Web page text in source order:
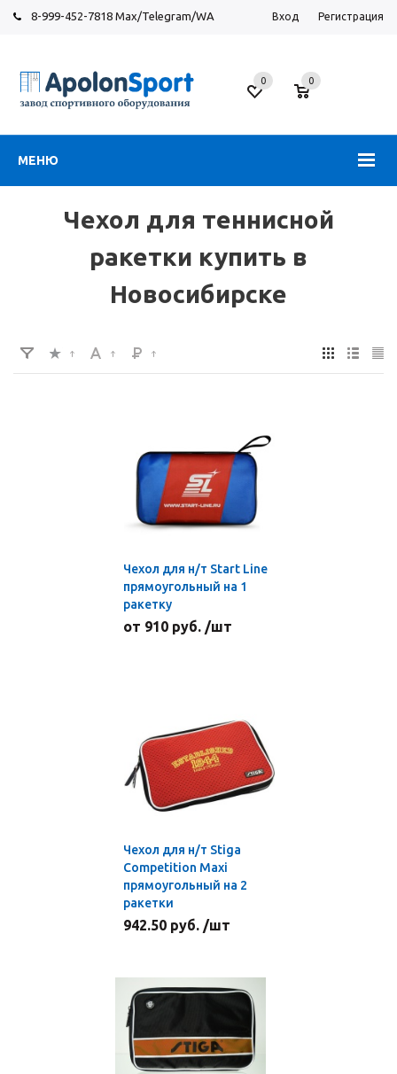
8-999-452-7818 Max/Telegram/WA Вход Регистрация
МЕНЮ
Новосибирск
ул.
0
0
Чехол для теннисной
ракетки купить в
Новосибирске
Чехол для н/т Start Line
прямоугольный на 1
ракетку
от 910 руб. /шт
Чехол для н/т Stiga
Competition Maxi
прямоугольный на 2
ракетки
942.50 руб. /шт